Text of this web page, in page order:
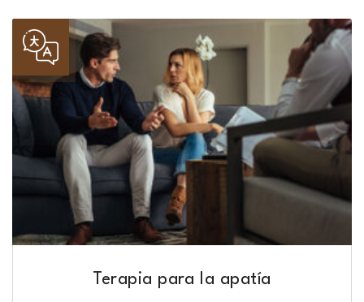
Terapia para la apatía